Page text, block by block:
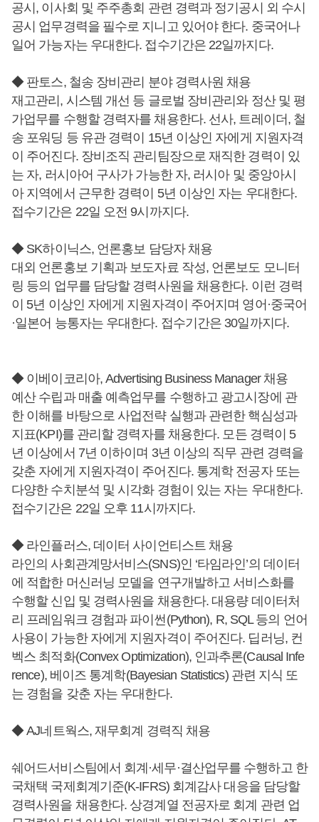
공시, 이사회 및 주주총회 관련 경력과 정기공시 외 수시
공시 업무경력을 필수로 지니고 있어야 한다. 중국어나
일어 가능자는 우대한다. 접수기간은 22일까지다.
◆ 판토스, 철송 장비관리 분야 경력사원 채용
재고관리, 시스템 개선 등 글로벌 장비관리와 정산 및 평
가업무를 수행할 경력자를 채용한다. 선사, 트레이더, 철
송 포워딩 등 유관 경력이 15년 이상인 자에게 지원자격
이 주어진다. 장비조직 관리팀장으로 재직한 경력이 있
는 자, 러시아어 구사가 가능한 자, 러시아 및 중앙아시
아 지역에서 근무한 경력이 5년 이상인 자는 우대한다.
접수기간은 22일 오전 9시까지다.
◆ SK하이닉스, 언론홍보 담당자 채용
대외 언론홍보 기획과 보도자료 작성, 언론보도 모니터
링 등의 업무를 담당할 경력사원을 채용한다. 이런 경력
이 5년 이상인 자에게 지원자격이 주어지며 영어·중국어
·일본어 능통자는 우대한다. 접수기간은 30일까지다.
◆ 이베이코리아, Advertising Business Manager 채용
예산 수립과 매출 예측업무를 수행하고 광고시장에 관
한 이해를 바탕으로 사업전략 실행과 관련한 핵심성과
지표(KPI)를 관리할 경력자를 채용한다. 모든 경력이 5
년 이상에서 7년 이하이며 3년 이상의 직무 관련 경력을
갖춘 자에게 지원자격이 주어진다. 통계학 전공자 또는
다양한 수치분석 및 시각화 경험이 있는 자는 우대한다.
접수기간은 22일 오후 11시까지다.
◆ 라인플러스, 데이터 사이언티스트 채용
라인의 사회관계망서비스(SNS)인 ‘타임라인’의 데이터
에 적합한 머신러닝 모델을 연구개발하고 서비스화를
수행할 신입 및 경력사원을 채용한다. 대용량 데이터처
리 프레임워크 경험과 파이썬(Python), R, SQL 등의 언어
사용이 가능한 자에게 지원자격이 주어진다. 딥러닝, 컨
벡스 최적화(Convex Optimization), 인과추론(Causal Infe
rence), 베이즈 통계학(Bayesian Statistics) 관련 지식 또
는 경험을 갖춘 자는 우대한다.
◆ AJ네트웍스, 재무회계 경력직 채용
쉐어드서비스팀에서 회계·세무·결산업무를 수행하고 한
국채택 국제회계기준(K-IFRS) 회계감사 대응을 담당할
경력사원을 채용한다. 상경계열 전공자로 회계 관련 업